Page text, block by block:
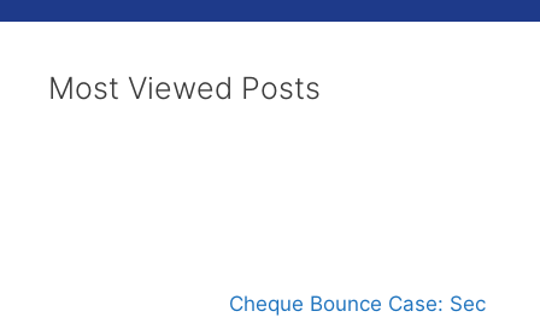
Most Viewed Posts
Cheque Bounce Case: Sec